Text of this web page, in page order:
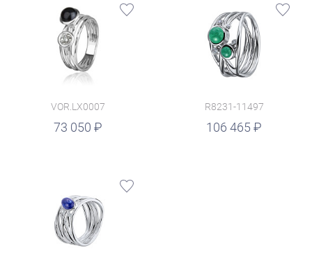
VOR.LX0007
73 050
R8231-11497
106 465
руб.